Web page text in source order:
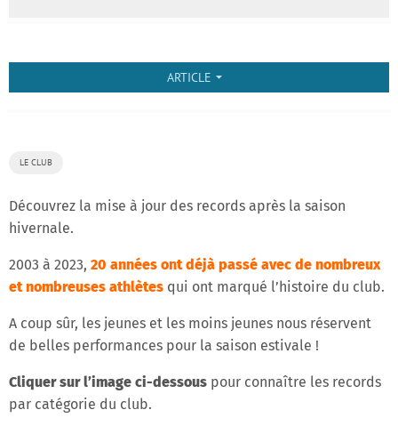
ARTICLE arrow_drop_down
LE CLUB
Découvrez la mise à jour des records après la saison
hivernale.
2003 à 2023, 20 années ont déjà passé avec de nombreux
et nombreuses athlètes qui ont marqué l’histoire du club.
A coup sûr, les jeunes et les moins jeunes nous réservent
de belles performances pour la saison estivale !
Cliquer sur l’image ci-dessous pour connaître les records
par catégorie du club.